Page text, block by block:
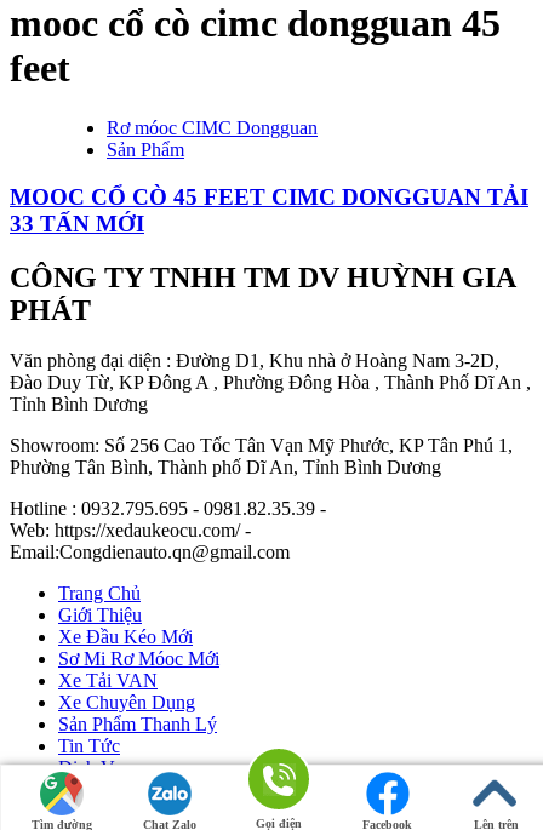
mooc cổ cò cimc dongguan 45
feet
Rơ móoc CIMC Dongguan
Sản Phẩm
MOOC CỔ CÒ 45 FEET CIMC DONGGUAN TẢI
33 TẤN MỚI
CÔNG TY TNHH TM DV HUỲNH GIA
PHÁT
Văn phòng đại diện : Đường D1, Khu nhà ở Hoàng Nam 3-2D,
Đào Duy Từ, KP Đông A , Phường Đông Hòa , Thành Phố Dĩ An ,
Tỉnh Bình Dương
Showroom: Số 256 Cao Tốc Tân Vạn Mỹ Phước, KP Tân Phú 1,
Phường Tân Bình, Thành phố Dĩ An, Tỉnh Bình Dương
Hotline : 0932.795.695 - 0981.82.35.39 -
Web: https://xedaukeocu.com/ -
Email:Congdienauto.qn@gmail.com
Tìm đường Chat Zalo Gọi điện Facebook Lên trên
Trang Chủ
Giới Thiệu
Xe Đầu Kéo Mới
Sơ Mi Rơ Móoc Mới
Xe Tải VAN
Xe Chuyên Dụng
Sản Phẩm Thanh Lý
Tin Tức
Dịch Vụ
Liên Hệ